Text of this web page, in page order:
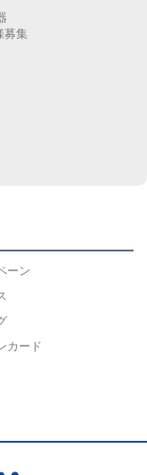
募集
ーン
カード